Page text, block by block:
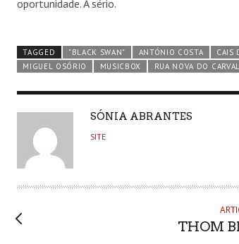
oportunidade. A sério.
TAGGED "BLACK SWAN" ANTÓNIO COSTA CAIS
MIGUEL OSÓRIO
MUSICBOX RUA NOVA DO
AUTHOR
SÓNIA ABRANTES
SITE
THOM